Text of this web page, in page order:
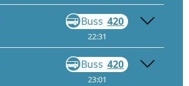
Buss 420
22:31
Buss 420
23:01